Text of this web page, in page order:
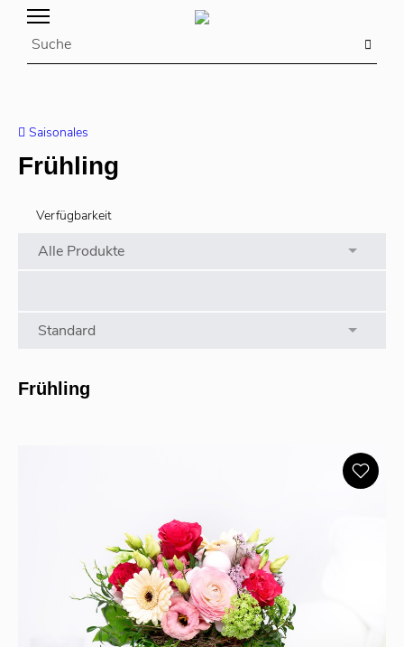
Saisonales
Frühling
Standard
Preis ab
Alle Produkte
Verfügbarkeit
Frühling